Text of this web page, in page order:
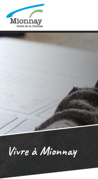
Vivre à Mionnay